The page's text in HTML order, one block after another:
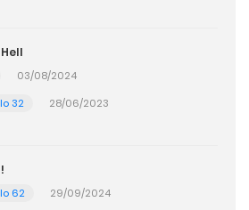
03/08/2024
32
28/06/2023
62
29/09/2024